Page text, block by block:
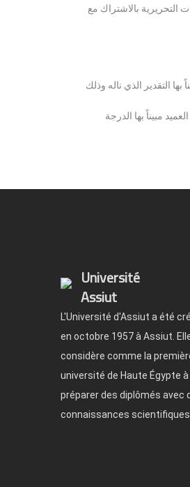
التحريرية بالاشتراك مع
التقدير الذي ناله وذلك
مبيناً بها الدرجة
Université
Assiut
L'Université d'Assiut a été
en octobre 1957 à Assiut.
considère comme la
université de Haute Égypte à
préparer des diplômés avec
connaissances scientifiques.